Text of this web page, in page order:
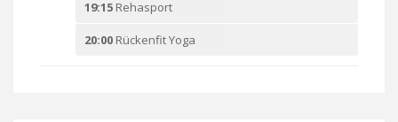
19:15 Rehasport
20:00 Rückenfit Yoga